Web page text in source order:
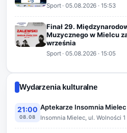
Sport·05.08.2026 · 15:53
Finał 29.
Muzycznego w Mielcu
września
Sport·05.08.2026 · 15:05
Wydarzenia kulturalne
21:00
08.08
Aptekarze Insomnia Mielec
Insomnia Mielec, ul. Wolności 1